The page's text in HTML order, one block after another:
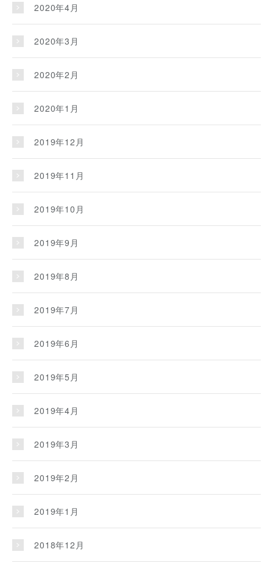
2020年4月
2020年3月
2020年2月
2020年1月
2019年12月
2019年11月
2019年10月
2019年9月
2019年8月
2019年7月
2019年6月
2019年5月
2019年4月
2019年3月
2019年2月
2019年1月
2018年12月